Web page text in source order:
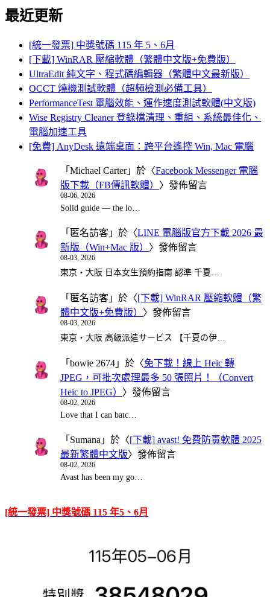
最近更新
[統一發票] 中獎號碼 115 年 5、6月
[下載] WinRAR 壓縮軟體（繁體中文版+免費版）
UltraEdit 純文字、程式碼編輯器（繁體中文最新版）
OCCT 燒機測試軟體（超頻檢測必備工具）
PerformanceTest 電腦效能、運作速度測試軟體(中文版)
Wise Registry Cleaner 登錄檔清理、重組、系統最佳化、
電腦加速工具
[免費] AnyDesk 遠端桌面：跨平台遙控 Win, Mac 電腦
「 Michael Carter」於〈Facebook Messenger 電腦
版下載（FB傳訊軟體） 〉發佈留言
08-06, 2026
Solid guide — the lo…
「 匿名訪客 」於〈LINE 電腦版官方下載 2026 最
新版（Win+Mac 版） 〉發佈留言
08-03, 2026
東京・大阪 日本女生預約指南 認準 千夏…
「 匿名訪客 」於〈[下載] WinRAR 壓縮軟體（繁
體中文版+免費版） 〉發佈留言
08-03, 2026
東京・大阪 高級派遣サービス 【千夏の伊…
「 bowie 2674 」於〈免下載！線上 Heic 轉
JPEG，可批次處理最多 50 張照片！（Convert
Heic to JPEG） 〉發佈留言
08-02, 2026
Love that I can batc…
「 Sumana 」於〈[下載] avast! 免費防毒軟體 2025
最新繁體中文版〉發佈留言
08-02, 2026
Avast has been my go…
[統一發票] 中獎號碼 115 年5、6月